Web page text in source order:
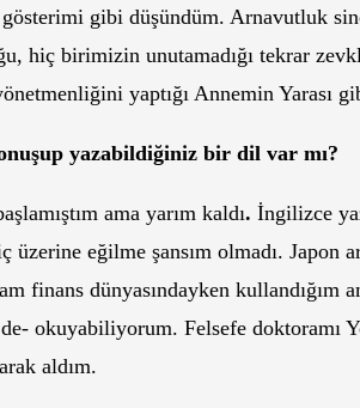
gibi düşündüm. Arnavutluk
hiç birimizin unutamadığı tekrar
yaptığı Annemin Yarası
yazabildiğiniz bir dil var mı?
ama yarım kaldı. İngilizce
eğilme şansım olmadı. Japon
finans dünyasındayken kullandığım
okuyabiliyorum. Felsefe doktoramı
aldım.